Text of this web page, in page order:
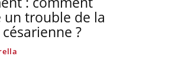
trouble de la
?